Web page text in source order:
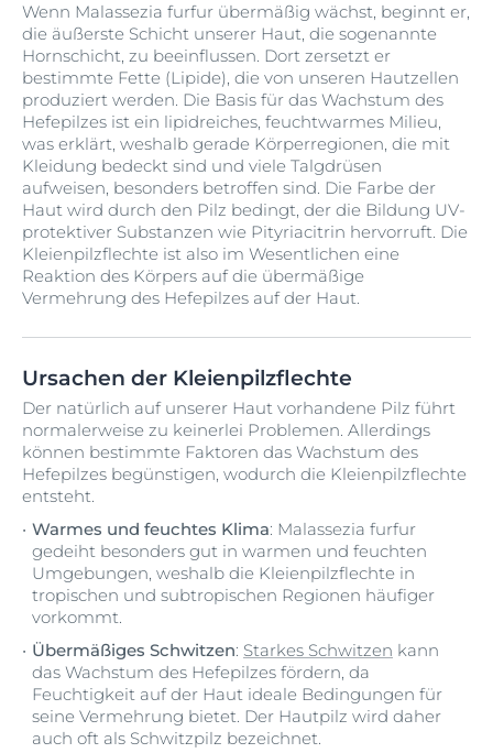
Wenn Malassezia furfur übermäßig wächst, beginnt er,
die äußerste Schicht unserer Haut, die sogenannte
Hornschicht, zu beeinflussen. Dort zersetzt er
bestimmte Fette (Lipide), die von unseren Hautzellen
produziert werden. Die Basis für das Wachstum des
Hefepilzes ist ein lipidreiches, feuchtwarmes Milieu,
was erklärt, weshalb gerade Körperregionen, die mit
Kleidung bedeckt sind und viele Talgdrüsen
aufweisen, besonders betroffen sind. Die Farbe der
Haut wird durch den Pilz bedingt, der die Bildung UV-
protektiver Substanzen wie Pityriacitrin hervorruft. Die
Kleienpilzflechte ist also im Wesentlichen eine
Reaktion des Körpers auf die übermäßige
Vermehrung des Hefepilzes auf der Haut.
Ursachen der Kleienpilzflechte
Der natürlich auf unserer Haut vorhandene Pilz führt
normalerweise zu keinerlei Problemen. Allerdings
können bestimmte Faktoren das Wachstum des
Hefepilzes begünstigen, wodurch die Kleienpilzflechte
entsteht.
Warmes und feuchtes Klima: Malassezia furfur
gedeiht besonders gut in warmen und feuchten
Umgebungen, weshalb die Kleienpilzflechte in
tropischen und subtropischen Regionen häufiger
vorkommt.
Übermäßiges Schwitzen: Starkes Schwitzen kann
das Wachstum des Hefepilzes fördern, da
Feuchtigkeit auf der Haut ideale Bedingungen für
seine Vermehrung bietet. Der Hautpilz wird daher
auch oft als Schwitzpilz bezeichnet.